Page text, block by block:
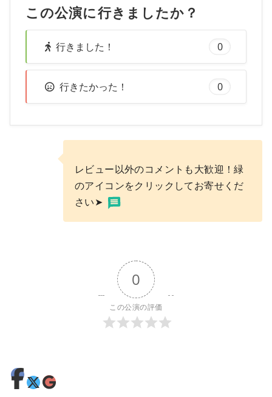
この公演に行きましたか？
行きました！ 0
行きたかった！ 0
レビュー以外のコメントも大歓迎！緑
のアイコンをクリックしてお寄せくだ
さい➤
0
この公演の評価